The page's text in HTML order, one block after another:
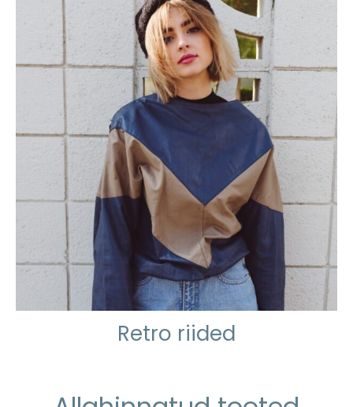
Retro riided